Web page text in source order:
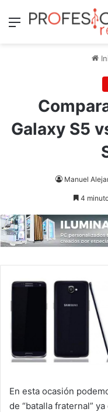
Menú
Galaxy S5
Manuel
4
En esta ocasión
de “batalla fraternal”